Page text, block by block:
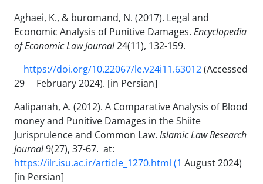
Aghaei, K., & buromand, N. (2017). Legal and
Economic Analysis of Punitive Damages. Encyclopedia
of Economic Law Journal24(11), 132-159.
https://doi.org/10.22067/le.v24i11.63012(Accessed
29 February 2024). [in Persian]
Aalipanah, A. (2012). A Comparative Analysis of Blood
money and Punitive Damages in the Shiite
Jurisprulence and Common Law. Islamic Law Research
Journal9(27), 37-67. at:
https://ilr.isu.ac.ir/article_1270.html (1 August 2024)
[in Persian]